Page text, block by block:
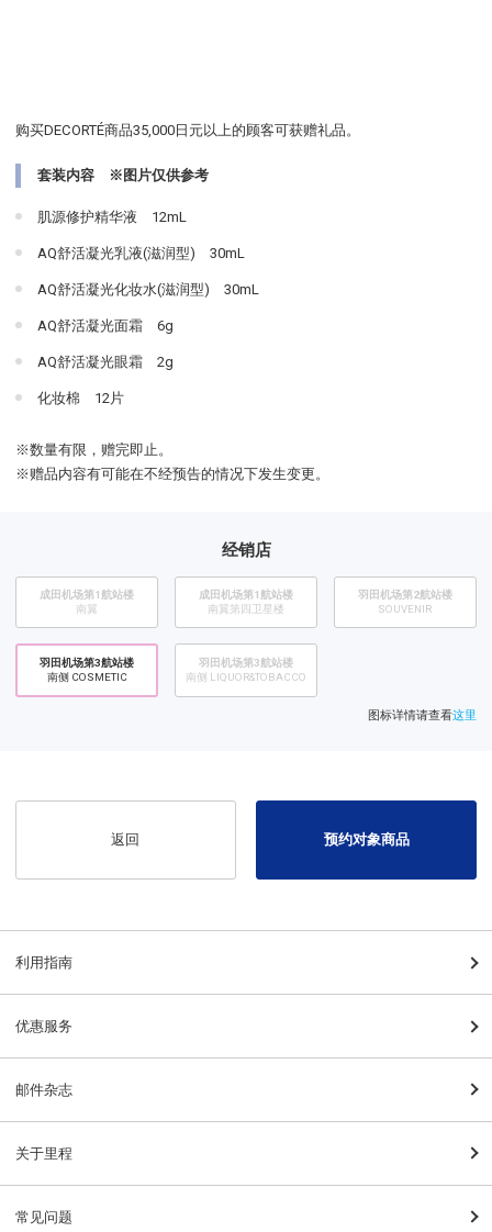
购买DECORTÉ商品35,000日元以上的顾客可获赠礼品。
套装内容 ※图片仅供参考
肌源修护精华液 12mL
AQ舒活凝光乳液(滋润型) 30mL
AQ舒活凝光化妆水(滋润型) 30mL
AQ舒活凝光面霜 6g
AQ舒活凝光眼霜 2g
化妆棉 12片
※数量有限，赠完即止。
※赠品内容有可能在不经预告的情况下发生变更。
经销店
成田机场第1航站楼
南翼
成田机场第1航站楼
南翼第四卫星楼
羽田机场第2航站楼
SOUVENIR
羽田机场第3航站楼
南侧 COSMETIC
羽田机场第3航站楼
南侧 LIQUOR&TOBACCO
图标详情请查看这里
返回 预约对象商品
利用指南
优惠服务
邮件杂志
关于里程
常见问题